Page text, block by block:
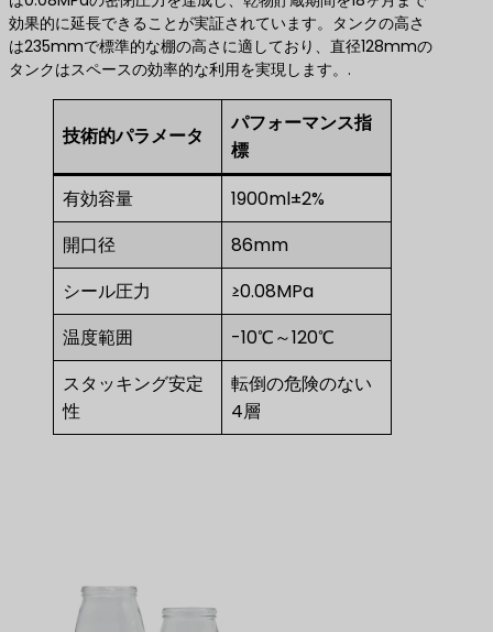
効果的に延長できることが実証されています。タンクの高さ
は235mmで標準的な棚の高さに適しており、直径128mmの
タンクはスペースの効率的な利用を実現します。.
技術的パラメータ
パフォーマンス指
標
有効容量
1900ml±2%
開口径
86mm
シール圧力
≥0.08MPa
温度範囲
-10℃～120℃
スタッキング安定
性
転倒の危険のない
4層